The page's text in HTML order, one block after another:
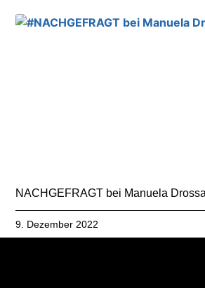
NACHGEFRAGT bei Manuela
9. Dezember 2022